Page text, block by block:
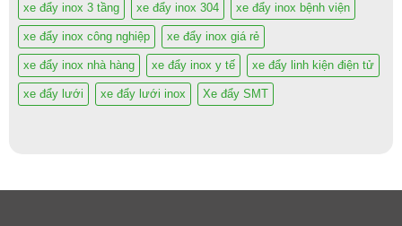
xe đẩy inox 3 tầng xe đẩy inox 304 xe đẩy inox bệnh viện
xe đẩy inox công nghiệp xe đẩy inox giá rẻ
xe đẩy inox nhà hàng xe đẩy inox y tế xe đẩy linh kiện điện tử
xe đẩy lưới xe đẩy lưới inox Xe đẩy SMT